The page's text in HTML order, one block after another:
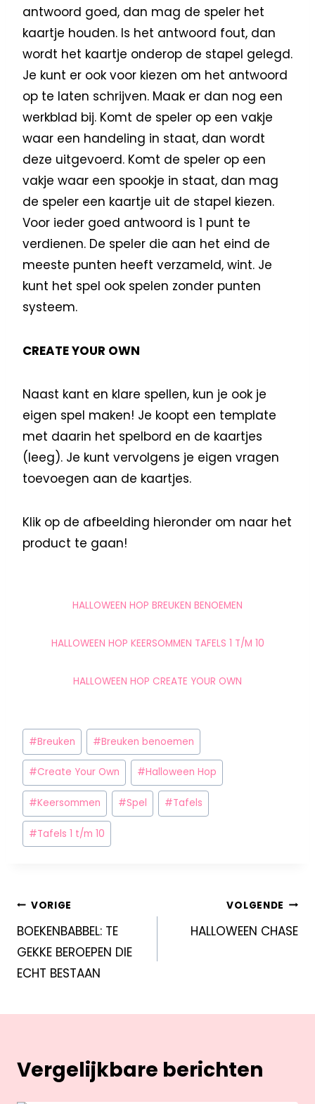
antwoord goed, dan mag de speler het
kaartje houden. Is het antwoord fout, dan
wordt het kaartje onderop de stapel gelegd.
Je kunt er ook voor kiezen om het antwoord
op te laten schrijven. Maak er dan nog een
werkblad bij. Komt de speler op een vakje
waar een handeling in staat, dan wordt
deze uitgevoerd. Komt de speler op een
vakje waar een spookje in staat, dan mag
de speler een kaartje uit de stapel kiezen.
Voor ieder goed antwoord is 1 punt te
verdienen. De speler die aan het eind de
meeste punten heeft verzameld, wint. Je
kunt het spel ook spelen zonder punten
systeem.
CREATE YOUR OWN
Naast kant en klare spellen, kun je ook je
eigen spel maken! Je koopt een template
met daarin het spelbord en de kaartjes
(leeg). Je kunt vervolgens je eigen vragen
toevoegen aan de kaartjes.
Klik op de afbeelding hieronder om naar het
product te gaan!
HALLOWEEN HOP BREUKEN BENOEMEN
HALLOWEEN HOP KEERSOMMEN TAFELS 1 T/M 10
HALLOWEEN HOP CREATE YOUR OWN
#Breuken #Breuken benoemen
#Create Your Own #Halloween Hop
#Keersommen #Spel #Tafels
#Tafels 1 t/m 10
VORIGE
BOEKENBABBEL: TE
GEKKE BEROEPEN DIE
ECHT BESTAAN
VOLGENDE
HALLOWEEN CHASE
Vergelijkbare berichten